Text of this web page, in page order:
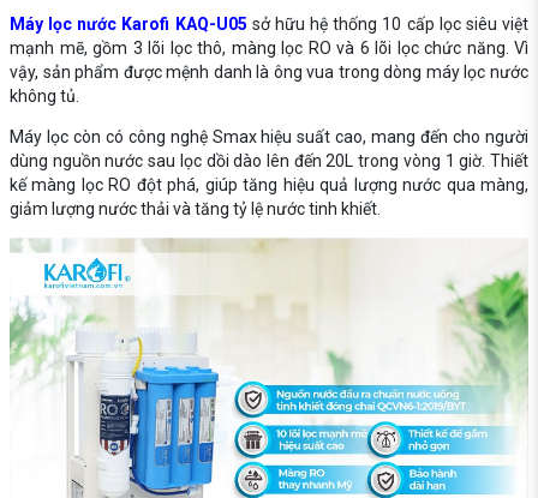
Máy lọc nước Karofi KAQ-U05 sở hữu hệ thống 10 cấp lọc siêu việt
mạnh mẽ, gồm 3 lõi lọc thô, màng lọc RO và 6 lõi lọc chức năng. Vì
vậy, sản phẩm được mệnh danh là ông vua trong dòng máy lọc nước
không tủ.
Máy lọc còn có công nghệ Smax hiệu suất cao, mang đến cho người
dùng nguồn nước sau lọc dồi dào lên đến 20L trong vòng 1 giờ. Thiết
kế màng lọc RO đột phá, giúp tăng hiệu quả lượng nước qua màng,
giảm lượng nước thải và tăng tỷ lệ nước tinh khiết.